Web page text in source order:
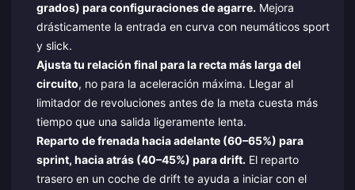
grados) para configuraciones de agarre. Mejora
drásticamente la entrada en curva con neumáticos sport
y slick.
Ajusta tu relación final para la recta más larga del
circuito, no para la aceleración máxima. Llegar al
limitador de revoluciones antes de la meta cuesta más
tiempo que una salida ligeramente lenta.
Reparto de frenada hacia adelante (60–65%) para
sprint, hacia atrás (40–45%) para drift. El reparto
trasero en un coche de drift te ayuda a iniciar con el